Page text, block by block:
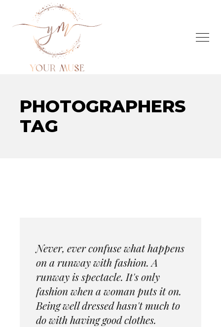
PHOTOGRAPHERS
TAG
Never, ever confuse what happens
on a runway with fashion. A
runway is spectacle. It's only
fashion when a woman puts it on.
Being well dressed hasn't much to
do with having good clothes.